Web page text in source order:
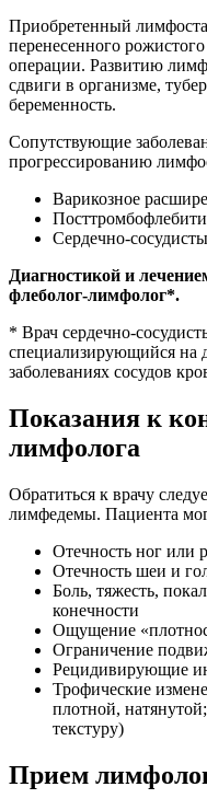
Приобретенный
перенесенного
операции. Развитию
сдвиги в организме,
беременность.
Сопутствующие
прогрессированию
Варикозное
Сердечно-
Диагностикой и
флеболог-лимфолог*.
* Врач сердечно-
специализирующийся на
заболеваниях сосудов
Показания к
лимфолога
Обратиться к врачу
лимфедемы. Пациента
Отечность ног или
Отечность шеи и
Боль, тяжесть,
конечности
Ощущение
Ограничение
Рецидивирующие
Трофические
плотной,
текстуру)
Прием